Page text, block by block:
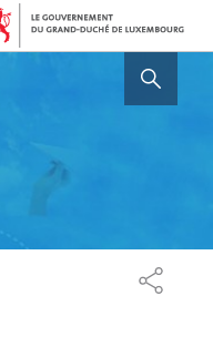
AFFICHER / MASQUER